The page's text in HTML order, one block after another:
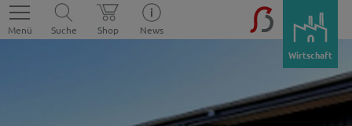
Menü Suche Shop
News
Wirtschaft